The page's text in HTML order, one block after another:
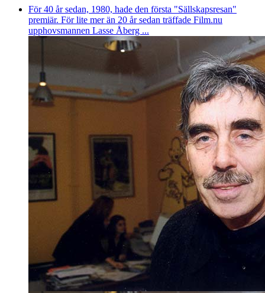
För 40 år sedan, 1980, hade den första "Sällskapsresan"
premiär. För lite mer än 20 år sedan träffade Film.nu
upphovsmannen Lasse Åberg ...